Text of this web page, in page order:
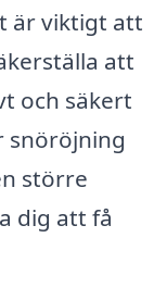
är viktigt att
att
och säkert
snöröjning
större
dig att få